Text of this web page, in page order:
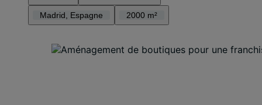
Madrid, Espagne 2000 m²